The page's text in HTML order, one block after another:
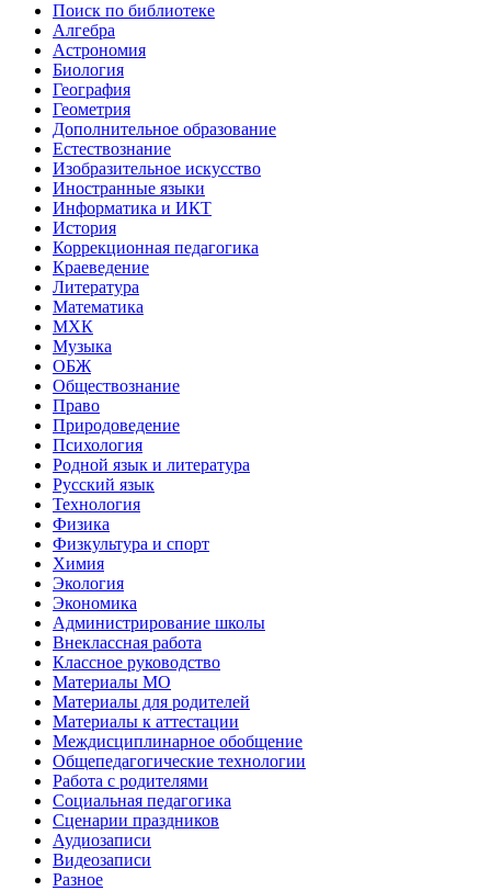
Поиск по библиотеке
Алгебра
Астрономия
Биология
География
Геометрия
Дополнительное образование
Естествознание
Изобразительное искусство
Иностранные языки
Информатика и ИКТ
История
Коррекционная педагогика
Краеведение
Литература
Математика
МХК
Музыка
ОБЖ
Обществознание
Право
Природоведение
Психология
Родной язык и литература
Русский язык
Технология
Физика
Физкультура и спорт
Химия
Экология
Экономика
Администрирование школы
Внеклассная работа
Классное руководство
Материалы МО
Материалы для родителей
Материалы к аттестации
Междисциплинарное обобщение
Общепедагогические технологии
Работа с родителями
Социальная педагогика
Сценарии праздников
Аудиозаписи
Видеозаписи
Разное